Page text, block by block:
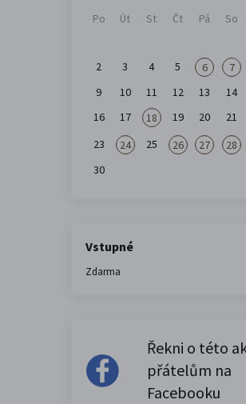
Po Út St Čt Pá So
2
3 4 5 6 7
9
10 11 12 13 14
16
17 18 19 20 21
23
24 25 26 27 28
30
Vstupné
Zdarma
Řekni o této
přátelům na
Facebooku